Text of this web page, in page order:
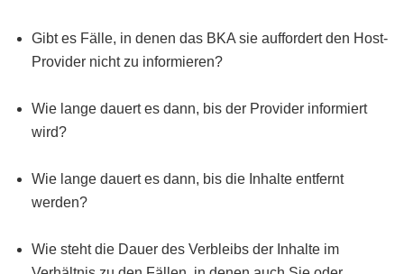
Gibt es Fälle, in denen das BKA sie auffordert den Host-
Provider nicht zu informieren?
Wie lange dauert es dann, bis der Provider informiert
wird?
Wie lange dauert es dann, bis die Inhalte entfernt
werden?
Wie steht die Dauer des Verbleibs der Inhalte im